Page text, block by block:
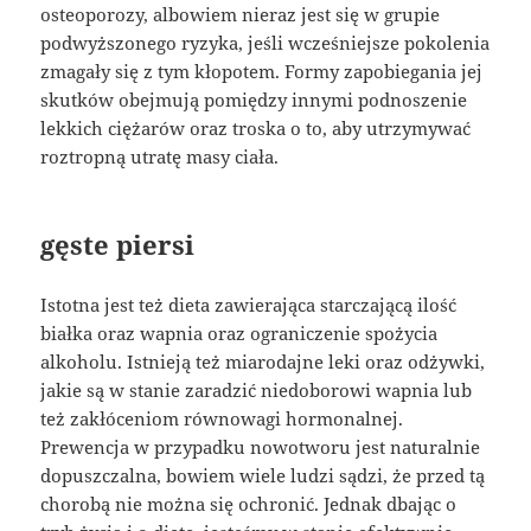
osteoporozy, albowiem nieraz jest się w grupie
podwyższonego ryzyka, jeśli wcześniejsze pokolenia
zmagały się z tym kłopotem. Formy zapobiegania jej
skutków obejmują pomiędzy innymi podnoszenie
lekkich ciężarów oraz troska o to, aby utrzymywać
roztropną utratę masy ciała.
gęste piersi
Istotna jest też dieta zawierająca starczającą ilość
białka oraz wapnia oraz ograniczenie spożycia
alkoholu. Istnieją też miarodajne leki oraz odżywki,
jakie są w stanie zaradzić niedoborowi wapnia lub
też zakłóceniom równowagi hormonalnej.
Prewencja w przypadku nowotworu jest naturalnie
dopuszczalna, bowiem wiele ludzi sądzi, że przed tą
chorobą nie można się ochronić. Jednak dbając o